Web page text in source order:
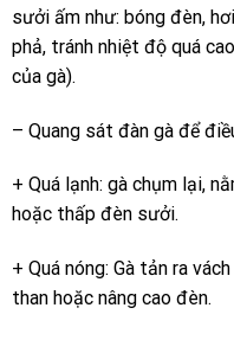
sưởi ấm như: bóng đèn,
phả, tránh nhiệt độ quá
của gà).
– Quang sát đàn gà để
+ Quá lạnh: gà chụm lại,
hoặc thấp đèn sưởi.
+ Quá nóng: Gà tản ra
than hoặc nâng cao đèn.